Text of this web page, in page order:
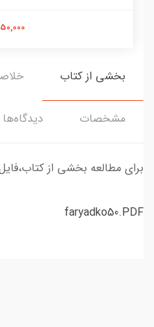
950,000
بخشی از کتاب
مشخصات دیدگاه‌ها
برای مطالعه بخشی از کتاب،فایل
faryadko50.PDF